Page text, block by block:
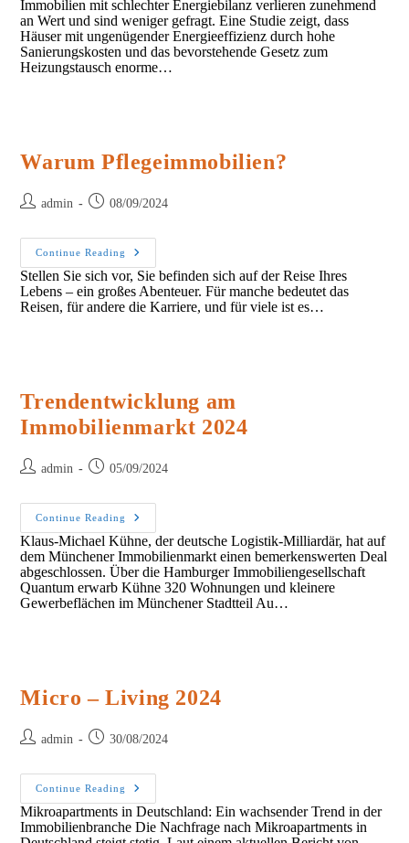
Sanierungsstau
Immobilien mit schlechter Energiebilanz verlieren zunehmend
an Wert und sind weniger gefragt. Eine Studie zeigt, dass
Häuser mit ungenügender Energieeffizienz durch hohe
Sanierungskosten und das bevorstehende Gesetz zum
Heizungstausch enorme…
Warum Pflegeimmobilien?
Postadmin
Post08/09/2024
Continue Reading
Warum
Pflegeimmobilien?
Stellen Sie sich vor, Sie befinden sich auf der Reise Ihres
Lebens – ein großes Abenteuer. Für manche bedeutet das
Reisen, für andere die Karriere, und für viele ist es…
Trendentwicklung am
Immobilienmarkt 2024
Postadmin
Post05/09/2024
Continue Reading
Trendentwicklung
Am
Immobilienmarkt
2024
Klaus-Michael Kühne, der deutsche Logistik-Milliardär, hat auf
dem Münchener Immobilienmarkt einen bemerkenswerten Deal
abgeschlossen. Über die Hamburger Immobiliengesellschaft
Quantum erwarb Kühne 320 Wohnungen und kleinere
Gewerbeflächen im Münchener Stadtteil Au…
Micro – Living 2024
Postadmin
Post 30/08/2024
Continue Reading
Micro
–
Living
2024
Mikroapartments in Deutschland: Ein wachsender Trend in der
Immobilienbranche Die Nachfrage nach Mikroapartments in